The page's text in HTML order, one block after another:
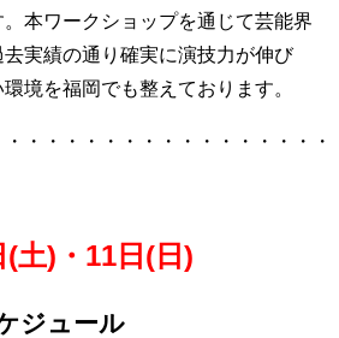
本ワークショップを通じて芸能界
実績の通り確実に演技力が伸び
境を福岡でも整えております。
・・・・・・・・・・・・・・・・
(土)・11日(日)
ジュール